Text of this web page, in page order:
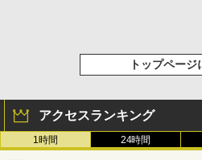
トップページ
アクセスランキング
1時間 24時間